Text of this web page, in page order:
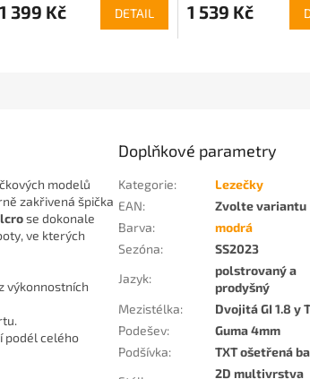
1 399 Kč DETAIL 1 539 Kč
modelů
zakřivená špička
se dokonale
ve kterých
výkonnostních
podél celého
Doplňkové parametry
Kategorie:
Lezečky
EAN:
Zvolte variantu
Barva:
modrá
Sezóna:
SS2023
Jazyk:
polstrovaný a
prodyšný
Mezistélka:
Dvojitá GI 1.8 y
Podešev:
Guma 4mm
Podšívka:
TXT ošetřená
2D multivrstva